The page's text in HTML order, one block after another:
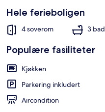
Hele ferieboligen
4 soverom 3 bad
Populære fasiliteter
Kjøkken
Parkering inkludert
Aircondition